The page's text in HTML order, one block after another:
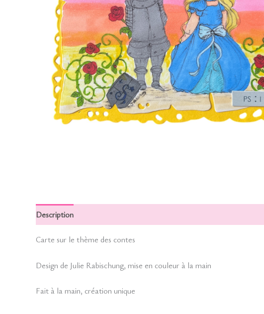
Description
Carte sur le thème des contes
Design de Julie Rabischung, mise en couleur à la main
Fait à la main, création unique